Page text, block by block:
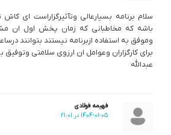
سلام برنامه بسیارعالی وتآثیرگزاراست ای
باشه که مخاطبانی که زمان پخش اول ان
وموفق به استفاده ازبرنامه نیستند بتوانند
برای کارگزاران وعوامل ان ارزوی سلامتی وتوفیق
عبدالله
فهیمه فولادی
1404-01-05 در 21:01